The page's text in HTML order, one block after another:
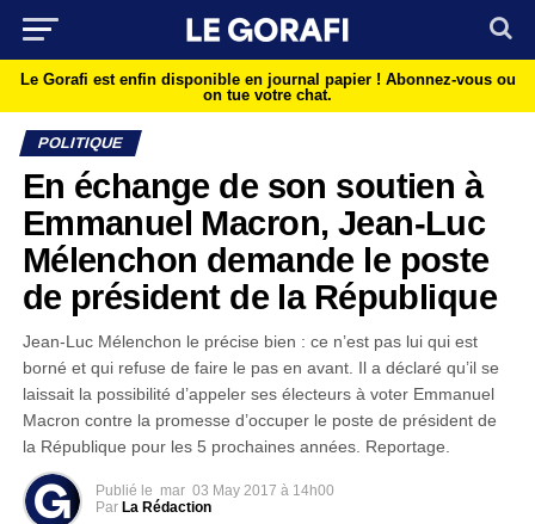
Le Gorafi est enfin disponible en journal papier ! Abonnez-vous ou
on tue votre chat.
POLITIQUE
En échange de son soutien à
Emmanuel Macron, Jean-Luc
Mélenchon demande le poste
de président de la République
Jean-Luc Mélenchon le précise bien : ce n’est pas lui qui est
borné et qui refuse de faire le pas en avant. Il a déclaré qu’il se
laissait la possibilité d’appeler ses électeurs à voter Emmanuel
Macron contre la promesse d’occuper le poste de président de
la République pour les 5 prochaines années. Reportage.
Publié le mar 03 May 2017 à 14h00
Par La Rédaction